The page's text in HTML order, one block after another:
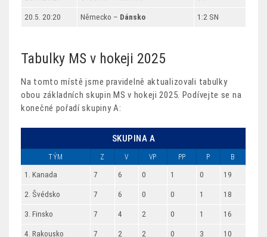
20.5. 20:20 Německo – Dánsko 1:2 SN
Tabulky MS v hokeji 2025
Na tomto místě jsme pravidelně aktualizovali tabulky
obou základních skupin MS v hokeji 2025. Podívejte se na
konečné pořadí skupiny A:
SKUPINA A
TÝM Z V VP PP P B
1. Kanada 7 6 0 1 0 19
2. Švédsko 7 6 0 0 1 18
3. Finsko 7 4 2 0 1 16
4. Rakousko 7 2 2 0 3 10